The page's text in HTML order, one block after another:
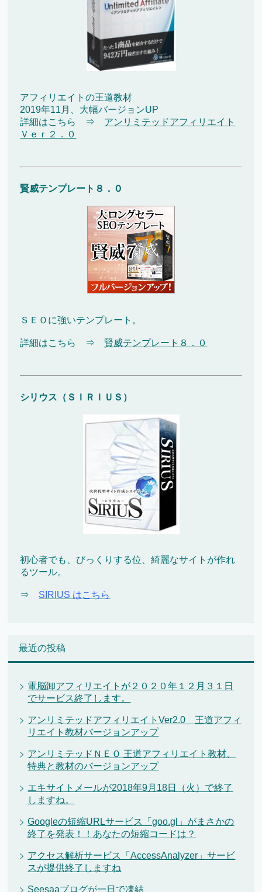
アフィリエイトの王道教材
2019年11月、大幅バージョンUP
詳細はこちら ⇒ アンリミテッドアフィリエイト
Ｖｅｒ２．０
賢威テンプレート８．０
ＳＥＯに強いテンプレート。
詳細はこちら ⇒ 賢威テンプレート８．０
シリウス（ＳＩＲＩＵＳ）
初心者でも、びっくりする位、綺麗なサイトが作れ
るツール。
⇒ SIRIUS はこちら
最近の投稿
電脳卸アフィリエイトが２０２０年１２月３１日
でサービス終了します。
アンリミテッドアフィリエイトVer2.0 王道アフィ
リエイト教材バージョンアップ
アンリミテッドＮＥＯ 王道アフィリエイト教材、
特典と教材のバージョンアップ
エキサイトメールが2018年9月18日（火）で終了
しますね。
Googleの短縮URLサービス「goo.gl」がまさかの
終了を発表！！あなたの短縮コードは？
アクセス解析サービス「AccessAnalyzer」サービ
スが提供終了しますね
Seesaaブログが一日で凍結